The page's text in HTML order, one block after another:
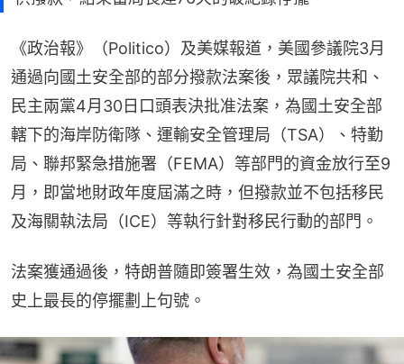
《政治報》（Politico）及美媒報道，美國參議院3月
通過向國土安全部的部分撥款法案後，眾議院共和、
民主兩黨4月30日口頭表決批准法案，為國土安全部
轄下的海岸防衛隊、運輸安全管理局（TSA）、特勤
局、聯邦緊急措施署（FEMA）等部門的資金放行至9
月，即當地財政年度屆滿之時，但撥款並不包括移民
及海關執法局（ICE）等執行針對移民行動的部門。
法案獲通過後，特朗普隨即簽署生效，為國土安全部
史上最長的停擺劃上句號。